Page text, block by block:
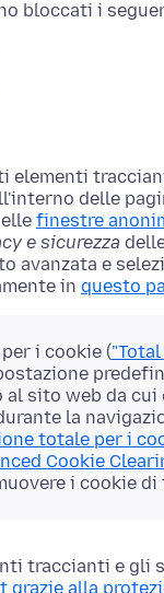
bloccati i
elementi
delle
finestre
e sicurezza
avanzata e
in questo
i cookie (
sito web da
la
totale per i
Cookie
i cookie
traccianti e
alla